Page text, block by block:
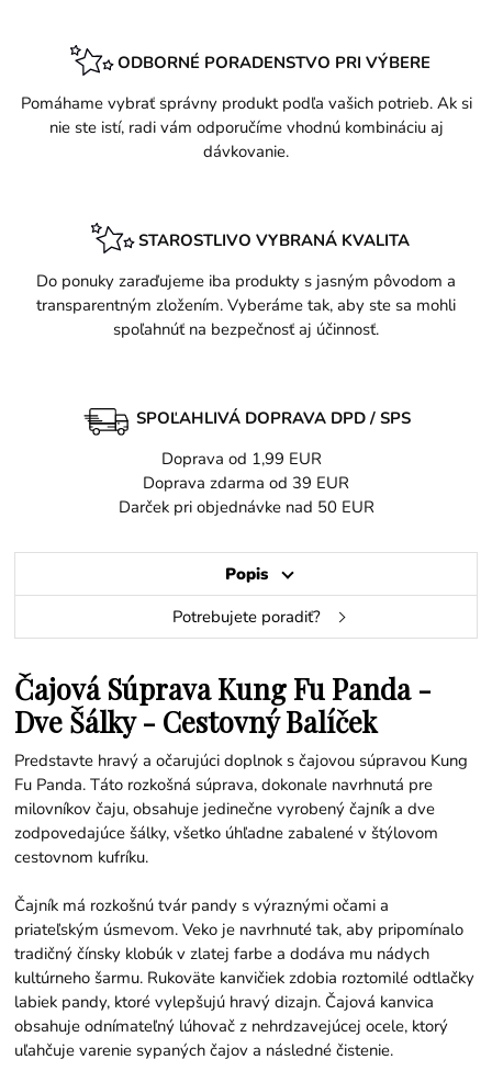
ODBORNÉ PORADENSTVO PRI VÝBERE
Pomáhame vybrať správny produkt podľa vašich potrieb. Ak si
nie ste istí, radi vám odporučíme vhodnú kombináciu aj
dávkovanie.
STAROSTLIVO VYBRANÁ KVALITA
Do ponuky zaraďujeme iba produkty s jasným pôvodom a
transparentným zložením. Vyberáme tak, aby ste sa mohli
spoľahnúť na bezpečnosť aj účinnosť.
SPOĽAHLIVÁ DOPRAVA DPD / SPS
Doprava od 1,99 EUR
Doprava zdarma od 39 EUR
Darček pri objednávke nad 50 EUR
Popis
Potrebujete poradiť?
Čajová Súprava Kung Fu Panda -
Dve Šálky - Cestovný Balíček
Predstavte hravý a očarujúci doplnok s čajovou súpravou Kung
Fu Panda. Táto rozkošná súprava, dokonale navrhnutá pre
milovníkov čaju, obsahuje jedinečne vyrobený čajník a dve
zodpovedajúce šálky, všetko úhľadne zabalené v štýlovom
cestovnom kufríku.
Čajník má rozkošnú tvár pandy s výraznými očami a
priateľským úsmevom. Veko je navrhnuté tak, aby pripomínalo
tradičný čínsky klobúk v zlatej farbe a dodáva mu nádych
kultúrneho šarmu. Rukoväte kanvičiek zdobia roztomilé odtlačky
labiek pandy, ktoré vylepšujú hravý dizajn. Čajová kanvica
obsahuje odnímateľný lúhovač z nehrdzavejúcej ocele, ktorý
uľahčuje varenie sypaných čajov a následné čistenie.